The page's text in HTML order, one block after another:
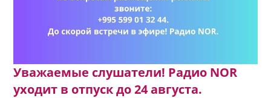
Уважаемые слушатели! Радио NOR
уходит в отпуск до 24 августа.